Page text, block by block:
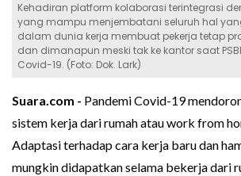
Kehadiran platform kolaborasi terintegrasi
yang mampu menjembatani seluruh hal
dalam dunia kerja membuat pekerja tetap
dan dimanapun meski tak ke kantor saat
Covid-19. (Foto: Dok. Lark)
Suara.com - Pandemi Covid-19
sistem kerja dari rumah atau work from
Adaptasi terhadap cara kerja baru dan
mungkin didapatkan selama bekerja dari